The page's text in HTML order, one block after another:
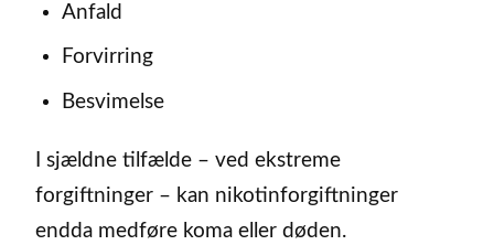
Anfald
Forvirring
Besvimelse
I sjældne tilfælde – ved ekstreme
forgiftninger – kan nikotinforgiftninger
endda medføre koma eller døden.